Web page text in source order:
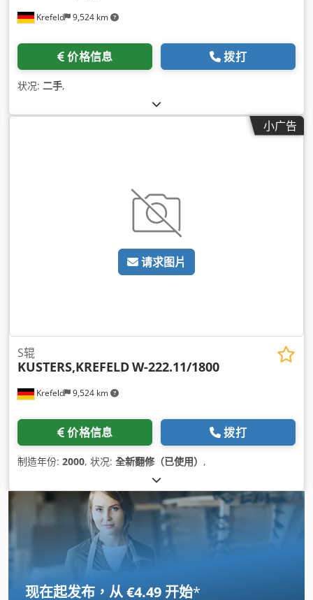
Krefeld 9,524 km
价格信息 拨打
状况: 二手,
小广告
请求图片
Krefeld 9,524 km
S辊
KUSTERS,KREFELDW-222.11/1800
价格信息 拨打
制造年份: 2000, 状况: 全新翻修（已使用） ,
现在起发布，从 €4.49 开始*